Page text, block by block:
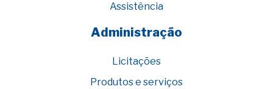
Assistência
Administração
Licitações
Produtos e serviços